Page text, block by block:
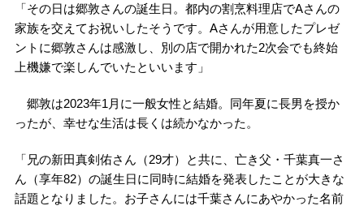
「その日は郷敦さんの誕生日。都内の割烹料理店でAさんの
家族を交えてお祝いしたそうです。Aさんが用意したプレゼ
ントに郷敦さんは感激し、別の店で開かれた2次会でも終始
上機嫌で楽しんでいたといいます」
郷敦は2023年1月に一般女性と結婚。同年夏に長男を授か
ったが、幸せな生活は長くは続かなかった。
「兄の新田真剣佑さん（29才）と共に、亡き父・千葉真一さ
ん（享年82）の誕生日に同時に結婚を発表したことが大きな
話題となりました。お子さんには千葉さんにあやかった名前